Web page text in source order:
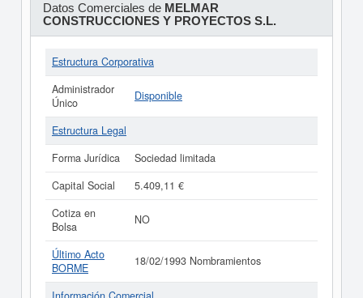
Datos Comerciales de MELMAR
CONSTRUCCIONES Y PROYECTOS S.L.
Estructura Corporativa
Administrador
Único
Disponible
Estructura Legal
Forma Jurídica
Sociedad limitada
Capital Social
5.409,11 €
Cotiza en
Bolsa
NO
Último Acto
BORME
18/02/1993 Nombramientos